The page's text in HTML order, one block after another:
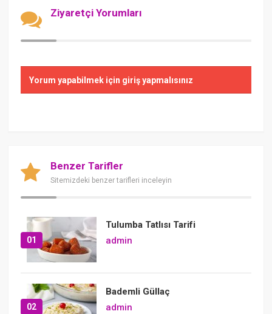
Ziyaretçi Yorumları
Yorum yapabilmek için giriş yapmalısınız
Benzer Tarifler
Sitemizdeki benzer tarifleri inceleyin
01
Tulumba Tatlısı Tarifi
admin
02
Bademli Güllaç
admin